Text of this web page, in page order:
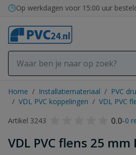
Ga naar de inhoud
Op werkdagen voor 15:00 uur
Home / Installatiemateriaal / PVC
/ VDL PVC koppelingen / VDL PVC
Artikel 3243
0.0-0
VDL PVC flens 25 mm